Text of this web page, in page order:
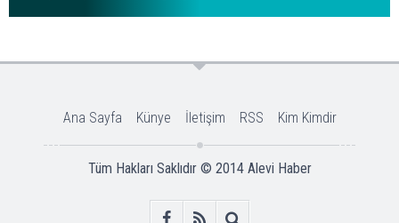
Ana Sayfa Künye İletişim RSS Kim Kimdir
Tüm Hakları Saklıdır © 2014 Alevi Haber